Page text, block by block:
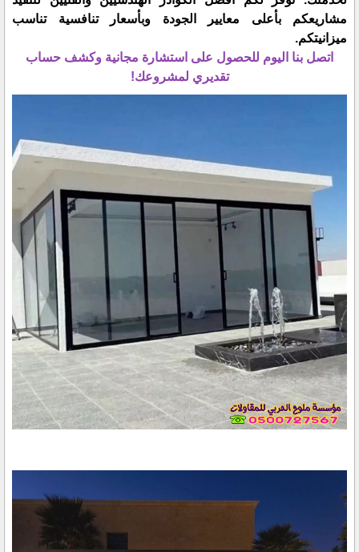
مشاريعكم بأعلى معايير الجودة وبأسعار تنافسية تناسب
ميزانيتكم.
​اتصل بنا اليوم للحصول على استشارة مجانية وكشف حساب
تقديري لمشروعك!